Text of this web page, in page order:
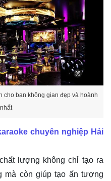
cho bạn không gian đẹp và hoành
chuyên nghiệp Hải
lượng không chỉ tạo ra
mà còn giúp tạo ấn tượng
Để nhận được sự tư vấn
hệ ngay vớiNguyên Đăng
để tạo nên một không gian